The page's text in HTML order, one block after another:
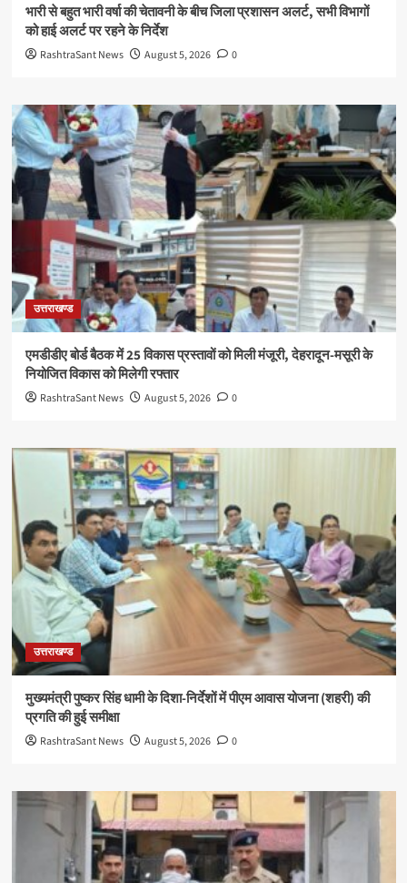
भारी से बहुत भारी वर्षा की चेतावनी के बीच जिला प्रशासन अलर्ट, सभी विभागों
को हाई अलर्ट पर रहने के निर्देश
RashtraSant News August 5, 2026 0
उत्तराखण्ड
एमडीडीए बोर्ड बैठक में 25 विकास प्रस्तावों को मिली मंजूरी, देहरादून-मसूरी के
नियोजित विकास को मिलेगी रफ्तार
RashtraSant News August 5, 2026 0
उत्तराखण्ड
मुख्यमंत्री पुष्कर सिंह धामी के दिशा-निर्देशों में पीएम आवास योजना (शहरी) की
प्रगति की हुई समीक्षा
RashtraSant News August 5, 2026 0